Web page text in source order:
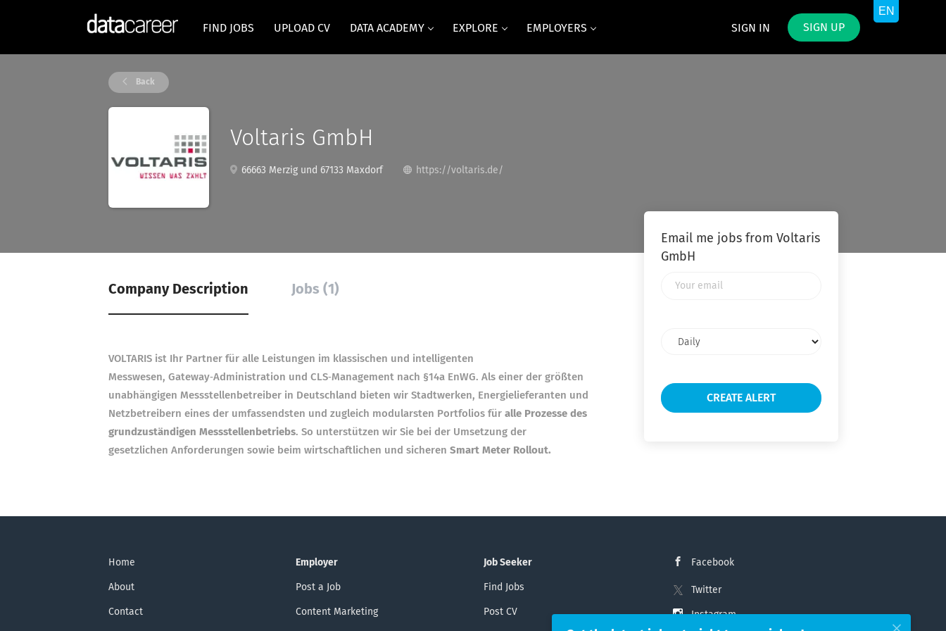
SIGN IN SIGN UP
FIND JOBS UPLOAD CV DATA ACADEMY EXPLORE EMPLOYERS
Back
Voltaris GmbH
66663 Merzig und 67133 Maxdorf https://voltaris.de/
Company Description Jobs (1)
VOLTARIS ist Ihr Partner für alle Leistungen im klassischen und intelligenten
Messwesen, Gateway‑Administration und CLS‑Management nach §14a EnWG. Als einer der größten
unabhängigen Messstellenbetreiber in Deutschland bieten wir Stadtwerken, Energielieferanten und
Netzbetreibern eines der umfassendsten und zugleich modularsten Portfolios für alle Prozesse des
grundzuständigen Messstellenbetriebs. So unterstützen wir Sie bei der Umsetzung der
gesetzlichen Anforderungen sowie beim wirtschaftlichen und sicheren Smart Meter Rollout.
Email me jobs from Voltaris
GmbH
frequency
Home
About
Contact
Employer
Post a Job
Content Marketing
Job Seeker
Find Jobs
Post CV
Facebook
Twitter
Instagram